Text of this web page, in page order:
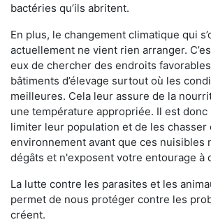
bactéries qu’ils abritent.
En plus, le changement climatique qui
actuellement ne vient rien arranger.
eux de chercher des endroits
bâtiments d’élevage surtout où les
meilleures. Cela leur assure de la
une température appropriée. Il est
limiter leur population et de les chasser
environnement avant que ces nuisibles
dégâts et n'exposent votre entourage à
La lutte contre les parasites et les
permet de nous protéger contre les
créent.